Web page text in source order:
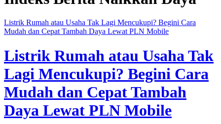
Listrik Rumah atau Usaha Tak Lagi Mencukupi? Begini Cara
Mudah dan Cepat Tambah Daya Lewat PLN Mobile
Listrik Rumah atau Usaha Tak
Lagi Mencukupi? Begini Cara
Mudah dan Cepat Tambah
Daya Lewat PLN Mobile